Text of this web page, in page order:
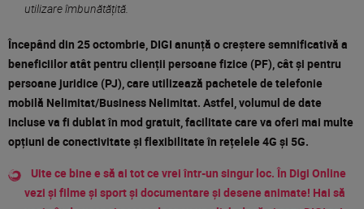
utilizare îmbunătățită.
Începând din 25 octombrie, DIGI anunță o creștere semnificativă a
beneficiilor atât pentru clienții persoane fizice (PF), cât și pentru
persoane juridice (PJ), care utilizează pachetele de telefonie
mobilă Nelimitat/Business Nelimitat. Astfel, volumul de date
incluse va fi dublat în mod gratuit, facilitate care va oferi mai multe
opțiuni de conectivitate și flexibilitate în rețelele 4G și 5G.
Uite ce bine e să ai tot ce vrei într-un singur loc. În Digi Online
vezi și filme și sport și documentare și desene animate! Hai să